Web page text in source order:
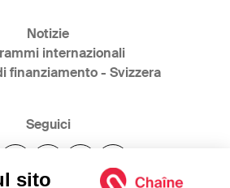
Notizie
internazionali
finanziamento - Svizzera
Seguici